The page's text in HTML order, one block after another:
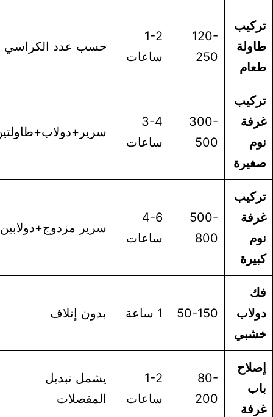
120-
250
1-2
ساعات
حسب عدد الكراسي
300-
500
3-4
ساعات
سرير+دولاب+طاولتين
500-
800
4-6
ساعات
سرير مزدوج+دولابين
50-150 بدون إتلاف
80-
200
1-2
ساعات
يشمل تبديل
المفصلات